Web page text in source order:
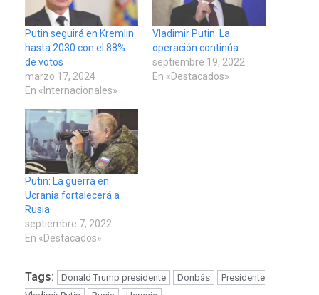
Putin seguirá en Kremlin
hasta 2030 con el 88%
de votos
marzo 17, 2024
En «Internacionales»
Vladimir Putin: La
operación continúa
septiembre 19, 2022
En «Destacados»
Putin: La guerra en
Ucrania fortalecerá a
Rusia
septiembre 7, 2022
En «Destacados»
Tags: Donald Trump presidente Donbás
Presidente